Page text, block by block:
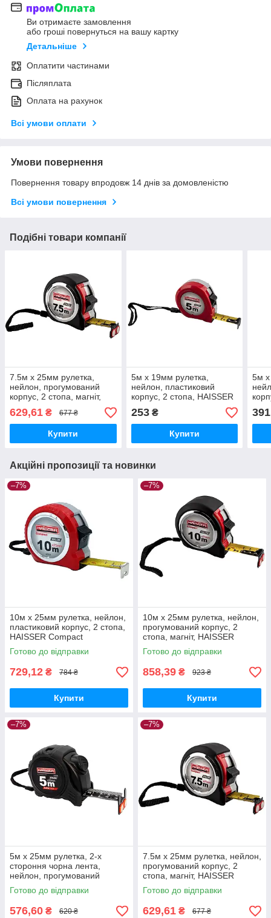
Ви отримаєте замовлення
або гроші повернуться на вашу картку
Детальніше
Оплатити частинами
Післяплата
Оплата на рахунок
Всі умови оплати
Умови повернення
Повернення товару впродовж 14 днів за домовленістю
Всі умови повернення
Подібні товари компанії
7.5м x 25мм рулетка,
нейлон, прогумований
корпус, 2 стопа, магніт,
HAISSER Compact
629,61 ₴ 677 ₴
Купити
5м x 19мм рулетка,
нейлон, пластиковий
корпус, 2 стопа, HAISSER
253₴
Купити
5м x
391
Акційні пропозиції та новинки
–7%
10м x 25мм рулетка, нейлон,
пластиковий корпус, 2 стопа,
HAISSER Compact
Готово до відправки
729,12 ₴ 784 ₴
Купити
–7%
10м x 25мм рулетка, нейлон,
прогумований корпус, 2
стопа, магніт, HAISSER
Compact
Готово до відправки
858,39 ₴ 923 ₴
Купити
–7%
5м x 25мм рулетка, 2-х
стороння чорна лента,
нейлон, прогумований
корпус, автостоп, магніт,
HAISSER Compact
Готово до відправки
576,60 ₴ 620 ₴
–7%
7.5м x 25мм рулетка, нейлон,
прогумований корпус, 2
стопа, магніт, HAISSER
Compact
Готово до відправки
629,61 ₴ 677 ₴